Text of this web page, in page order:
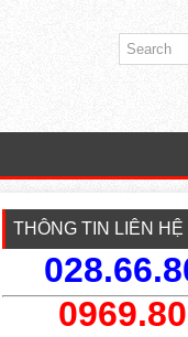
THÔNG TIN LIÊN HỆ